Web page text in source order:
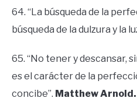
64. “La búsqueda de la
búsqueda de la dulzura y la
65. “No tener y descansar,
es el carácter de la
concibe”. Matthew Arnold.